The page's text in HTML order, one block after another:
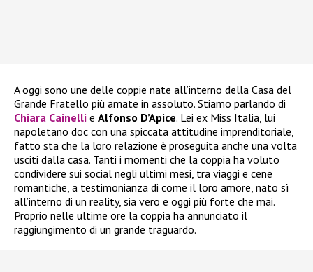
A oggi sono une delle coppie nate all’interno della Casa del
Grande Fratello più amate in assoluto. Stiamo parlando di
Chiara Cainelli e Alfonso D’Apice. Lei ex Miss Italia, lui
napoletano doc con una spiccata attitudine imprenditoriale,
fatto sta che la loro relazione è proseguita anche una volta
usciti dalla casa. Tanti i momenti che la coppia ha voluto
condividere sui social negli ultimi mesi, tra viaggi e cene
romantiche, a testimonianza di come il loro amore, nato sì
all’interno di un reality, sia vero e oggi più forte che mai.
Proprio nelle ultime ore la coppia ha annunciato il
raggiungimento di un grande traguardo.